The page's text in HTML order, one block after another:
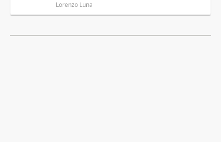
Lorenzo Luna